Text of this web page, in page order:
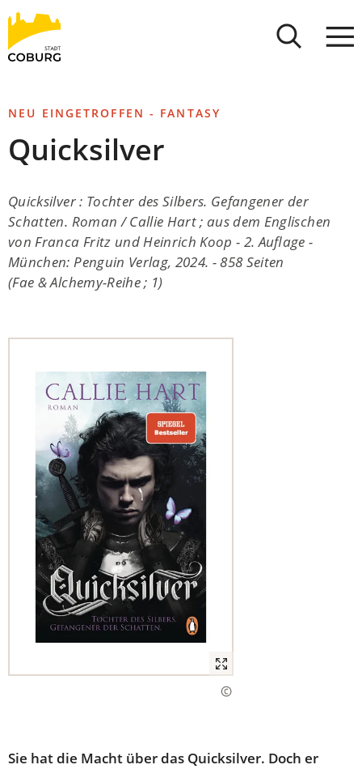
INHALT ANSPRINGEN
Stadt
Coburg
NEU EINGETROFFEN - FANTASY
Quicksilver
Quicksilver : Tochter des Silbers. Gefangener der
Schatten. Roman / Callie Hart ; aus dem Englischen
von Franca Fritz und Heinrich Koop - 2. Auflage -
München: Penguin Verlag, 2024. - 858 Seiten
(Fae & Alchemy-Reihe ; 1)
Sie hat die Macht über das Quicksilver. Doch er